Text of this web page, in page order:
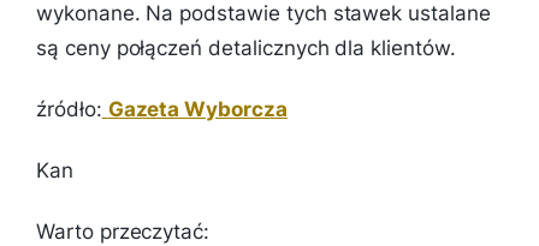
wykonane. Na podstawie tych stawek ustalane
są ceny połączeń detalicznych dla klientów.
źródło: Gazeta Wyborcza
Kan
Warto przeczytać: